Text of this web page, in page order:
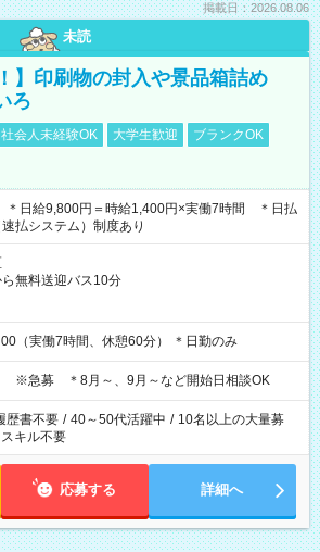
掲載日：2026.08.06
未読
】印刷物の封入や景品箱詰め
ろ
社会人未経験OK 大学生歓迎
ブランクOK
日給9,800円＝時給1,400円×実働7時間 ＊日払
払システム）制度あり
無料送迎バス10分
（実働7時間、休憩60分） ＊日勤のみ
※急募 ＊8月～、9月～など開始日相談OK
歴書不要 / 40～50代活躍中 / 10名以上の大量募
キル不要
応募する 詳細へ